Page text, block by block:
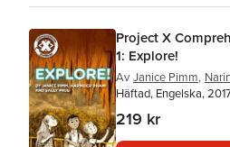
Project X
1: Explore!
Av Janice Pimm,
Häftad, Engelska,
219 kr